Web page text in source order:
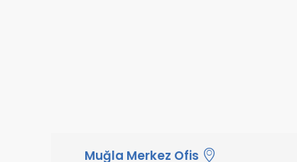
Muğla Merkez Ofis